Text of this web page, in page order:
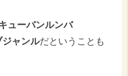
ューバンルンバ
ジャンルだということも